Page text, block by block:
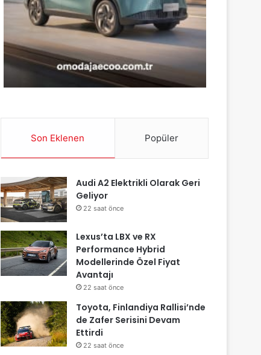
Son Eklenen Popüler
Audi A2 Elektrikli Olarak Geri
Geliyor
22 saat önce
Lexus’ta LBX ve RX
Performance Hybrid
Modellerinde Özel Fiyat
Avantajı
22 saat önce
Toyota, Finlandiya Rallisi’nde
de Zafer Serisini Devam
Ettirdi
22 saat önce